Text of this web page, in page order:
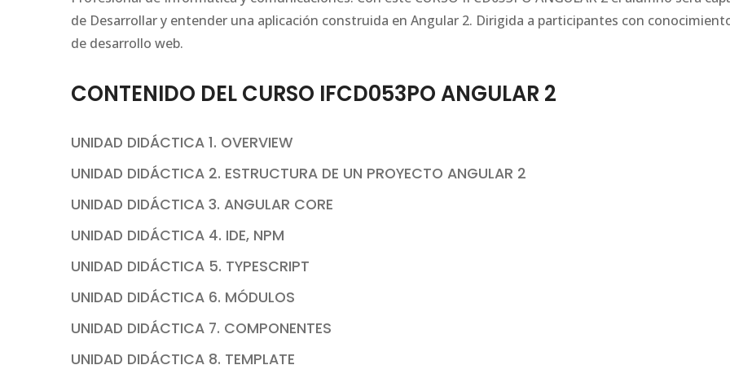
de Desarrollar y entender una aplicación construida en Angular 2. Dirigida a participantes con
de desarrollo web.
CONTENIDO DEL CURSO IFCD053PO ANGULAR 2
UNIDAD DIDÁCTICA 1. OVERVIEW
UNIDAD DIDÁCTICA 2. ESTRUCTURA DE UN PROYECTO ANGULAR 2
UNIDAD DIDÁCTICA 3. ANGULAR CORE
UNIDAD DIDÁCTICA 4. IDE, NPM
UNIDAD DIDÁCTICA 5. TYPESCRIPT
UNIDAD DIDÁCTICA 6. MÓDULOS
UNIDAD DIDÁCTICA 7. COMPONENTES
UNIDAD DIDÁCTICA 8. TEMPLATE